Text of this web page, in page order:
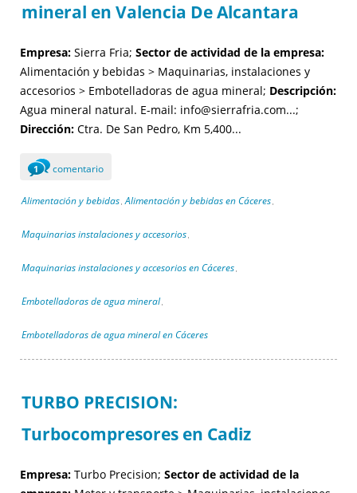
mineral en Valencia De Alcantara
Empresa: Sierra Fria; Sector de actividad de la empresa:
Alimentación y bebidas > Maquinarias, instalaciones y
accesorios > Embotelladoras de agua mineral; Descripción:
Agua mineral natural. E-mail: info@sierrafria.com...;
Dirección: Ctra. De San Pedro, Km 5,400...
1 comentario
Alimentación y bebidas , Alimentación y bebidas en Cáceres ,
Maquinarias instalaciones y accesorios ,
Maquinarias instalaciones y accesorios en Cáceres ,
Embotelladoras de agua mineral ,
Embotelladoras de agua mineral en Cáceres
TURBO PRECISION:
Turbocompresores en Cadiz
Empresa: Turbo Precision; Sector de actividad de la